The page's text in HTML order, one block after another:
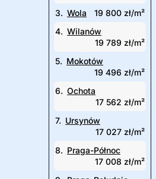
3. Wola
19 800 zł/m²
4. Wilanów
19 789 zł/m²
5. Mokotów
19 496 zł/m²
6. Ochota
17 562 zł/m²
7. Ursynów
17 027 zł/m²
8. Praga-Północ
17 008 zł/m²